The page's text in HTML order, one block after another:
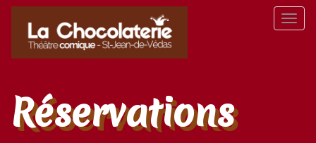
Aller
contenu
principal
Réservations